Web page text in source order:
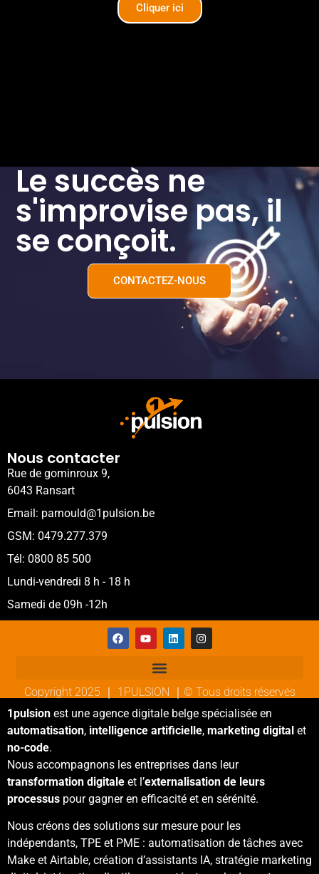
Cliquer ici
Le succès ne
s'improvise pas, il
se conçoit.
CONTACTEZ-NOUS
Nous contacter
Rue de gominroux 9,
6043 Ransart
Email: parnould@1pulsion.be
GSM: 0479.277.379
Tél: 0800 85 500
Lundi-vendredi 8 h - 18 h
Samedi de 09h -12h
Copyright 2025 ｜ 1PULSION ｜© Tous droits réservés
1pulsion est une agence digitale belge spécialisée en
automatisation, intelligence artificielle, marketing digital et
no-code.
Nous accompagnons les entreprises dans leur
transformation digitale et l’externalisation de leurs
processus pour gagner en efficacité et en sérénité.
Nous créons des solutions sur mesure pour les
indépendants, TPE et PME : automatisation de tâches avec
Make et Airtable, création d’assistants IA, stratégie marketing